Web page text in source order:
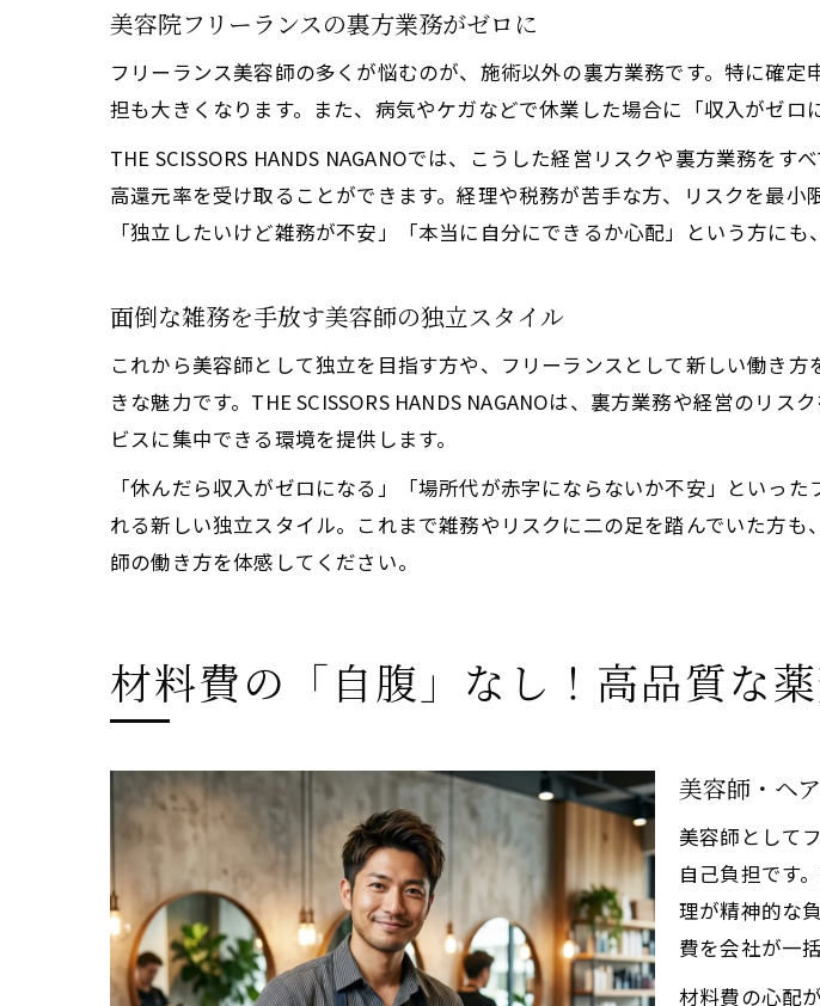
美容院フリーランスの裏方業務がゼロに
フリーランス美容師の多くが悩むのが、施術以外の裏方業務です。特に確
担も大きくなります。また、病気やケガなどで休業した場合に「収入がゼロ
THE SCISSORS HANDS NAGANOでは、こうした経営リスクや裏方業務を
高還元率を受け取ることができます。経理や税務が苦手な方、リスクを最小
「独立したいけど雑務が不安」「本当に自分にできるか心配」という方にも
面倒な雑務を手放す美容師の独立スタイル
これから美容師として独立を目指す方や、フリーランスとして新しい働き
きな魅力です。THE SCISSORS HANDS NAGANOは、裏方業務や経営のリ
ビスに集中できる環境を提供します。
「休んだら収入がゼロになる」「場所代が赤字にならないか不安」といっ
れる新しい独立スタイル。これまで雑務やリスクに二の足を踏んでいた方
師の働き方を体感してください。
材料費の「自腹」なし！高品質な
美容師・ヘ
美容師として
自己負担です
理が精神的な
費を会社が一
材料費の心配